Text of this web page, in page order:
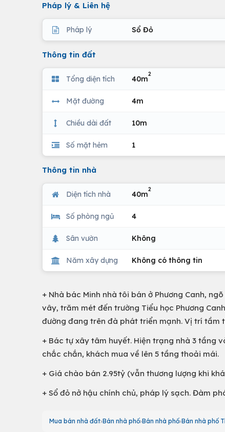
Pháp lý & Liên hệ
Pháp lý Sổ Đỏ
Thông tin đất
Tổng diện tích 40m
2
Mặt đường 4m
Chiều dài đất 10m
Số mặt hẻm 1
Thông tin nhà
Diện tích nhà 40m
2
Số phòng ngủ 4
Sân vườn Không
Năm xây dựng Không có thông tin
+ Nhà bác Minh nhà tôi bán ở Phương Canh,
vây, trăm mét đến trường Tiểu học Phương
đường đang trên đà phát triển mạnh. Vị trí tầm
+ Bác tự xây tâm huyết. Hiện trạng nhà 3 tầng
chắc chắn, khách mua về lên 5 tầng thoải mái.
+ Giá chào bán 2.95tỷ (vẫn thương lượng khi
+ Sổ đỏ nở hậu chính chủ, pháp lý sạch. Đàm
Mua bán nhà đất Bán nhà phố Bán nhà phố Bán nhà phố